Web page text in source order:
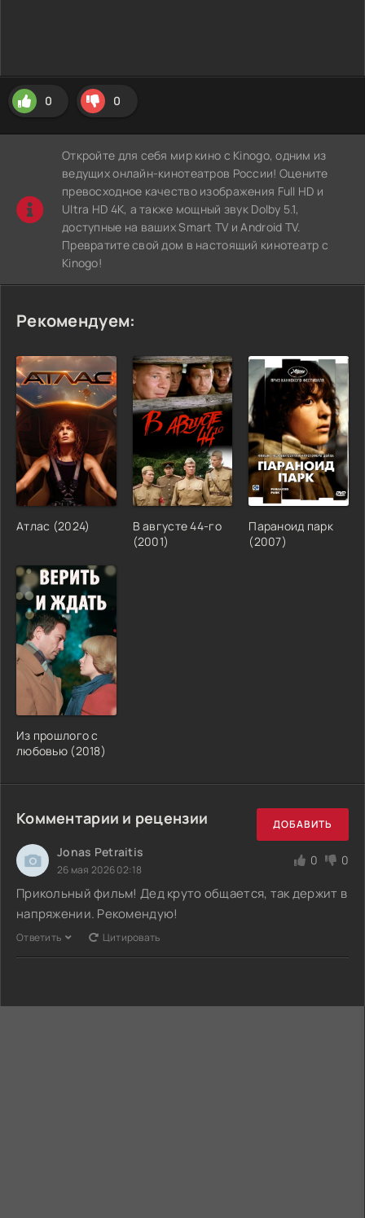
0 0
Откройте для себя мир кино с Kinogo, одним из
ведущих онлайн-кинотеатров России! Оцените
превосходное качество изображения Full HD и
Ultra HD 4K, а также мощный звук Dolby 5.1,
доступные на ваших Smart TV и Android TV.
Превратите свой дом в настоящий кинотеатр с
Kinogo!
Рекомендуем:
Атлас (2024)
В августе 44-го
(2001)
Параноид парк
(2007)
Из прошлого с
любовью (2018)
Комментарии и рецензии ДОБАВИТЬ
Jonas Petraitis
26 мая 2026 02:18
0 0
Прикольный фильм! Дед круто общается, так держит в
напряжении. Рекомендую!
Ответить Цитировать